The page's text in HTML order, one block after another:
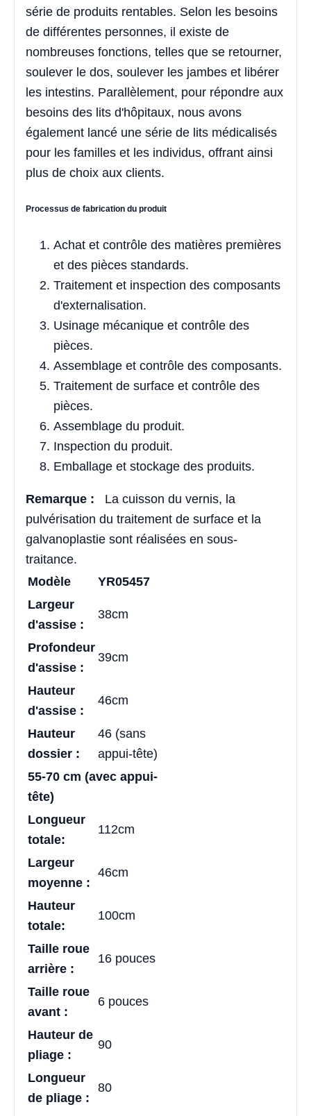
série de produits rentables. Selon les besoins
de différentes personnes, il existe de
nombreuses fonctions, telles que se retourner,
soulever le dos, soulever les jambes et libérer
les intestins. Parallèlement, pour répondre aux
besoins des lits d'hôpitaux, nous avons
également lancé une série de lits médicalisés
pour les familles et les individus, offrant ainsi
plus de choix aux clients.
Processus de fabrication du produit
Achat et contrôle des matières premières
et des pièces standards.
Traitement et inspection des composants
d'externalisation.
Usinage mécanique et contrôle des
pièces.
Assemblage et contrôle des composants.
Traitement de surface et contrôle des
pièces.
Assemblage du produit.
Inspection du produit.
Emballage et stockage des produits.
Remarque : La cuisson du vernis, la
pulvérisation du traitement de surface et la
galvanoplastie sont réalisées en sous-
traitance.
Modèle
YR05457
Largeur
d'assise :
38cm
Profondeur
d'assise :
39cm
Hauteur
d'assise :
46cm
Hauteur
dossier :
46 (sans
appui-tête)
55-70 cm (avec appui-
tête)
Longueur
totale:
112cm
Largeur
moyenne :
46cm
Hauteur
totale:
100cm
Taille roue
arrière :
16 pouces
Taille roue
avant :
6 pouces
Hauteur de
pliage :
90
Longueur
de pliage :
80